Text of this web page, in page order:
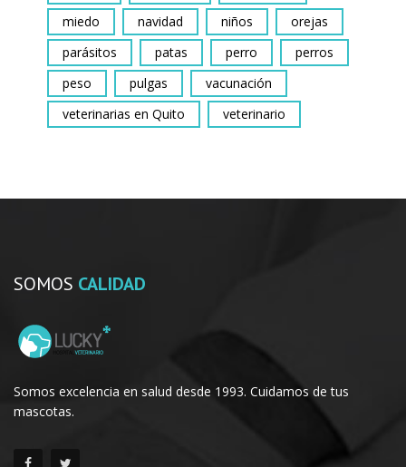
miedo
navidad niños
orejas
parásitos
patas perro
perros
peso
pulgas
vacunación
veterinarias en Quito
veterinario
SOMOS CALIDAD
Somos excelencia en salud desde 1993. Cuidamos de tus
mascotas.